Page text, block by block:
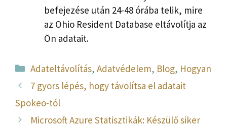
befejezése után 24-48 órába telik, mire
az Ohio Resident Database eltávolítja az
Ön adatait.
Kategória
Adateltávolítás,Adatvédelem, Blog, Hogyan
7 gyors lépés, hogy távolítsa el adatait
Spokeo-tól
Microsoft Azure Statisztikák: Készülő siker